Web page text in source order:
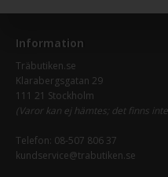
Information
Träbutiken.se
Klarabergsgatan 29
111 21 Stockholm
(Varor kan ej hämtes; det finns
Telefon: 08-507 806 37
kundservice@trabutiken.se